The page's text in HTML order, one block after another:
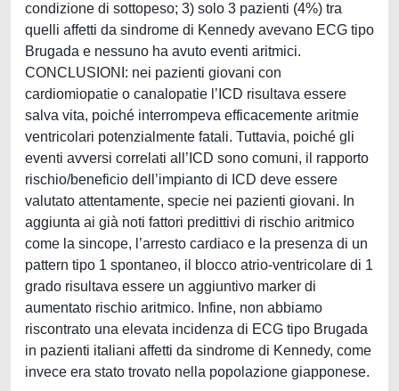
condizione di sottopeso; 3) solo 3 pazienti (4%) tra
quelli affetti da sindrome di Kennedy avevano ECG tipo
Brugada e nessuno ha avuto eventi aritmici.
CONCLUSIONI: nei pazienti giovani con
cardiomiopatie o canalopatie l’ICD risultava essere
salva vita, poiché interrompeva efficacemente aritmie
ventricolari potenzialmente fatali. Tuttavia, poiché gli
eventi avversi correlati all’ICD sono comuni, il rapporto
rischio/beneficio dell’impianto di ICD deve essere
valutato attentamente, specie nei pazienti giovani. In
aggiunta ai già noti fattori predittivi di rischio aritmico
come la sincope, l’arresto cardiaco e la presenza di un
pattern tipo 1 spontaneo, il blocco atrio-ventricolare di 1
grado risultava essere un aggiuntivo marker di
aumentato rischio aritmico. Infine, non abbiamo
riscontrato una elevata incidenza di ECG tipo Brugada
in pazienti italiani affetti da sindrome di Kennedy, come
invece era stato trovato nella popolazione giapponese.